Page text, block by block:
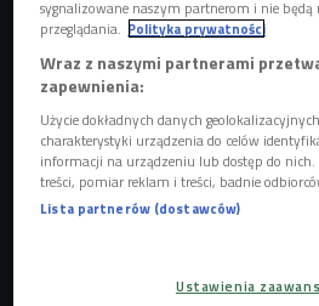
Radio. Ostatnia – wydany w 2010
ukazała się pod patronatem Czwórki.
Obecny skład zespołu:
elektryczna i akustyczna;Darek
Rafał "Młody" Pożoga– perkusja;
– gitara,Krystian "Carlos" Różycki
młode polskie zespoły oraz
sygnalizowane naszym partnerom i nie będą
przeglądania. Polityka prywatności
Wraz z naszymi partnerami
zapewnienia:
Użycie dokładnych danych
charakterystyki urządzenia do celów
informacji na urządzeniu lub dostęp do nich.
treści, pomiar reklam i treści, badnie
Lista partnerów (dostawców)
Ustawienia